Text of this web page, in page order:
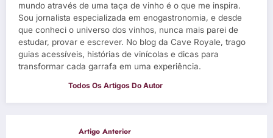
mundo através de uma taça de vinho é o que me inspira.
Sou jornalista especializada em enogastronomia, e desde
que conheci o universo dos vinhos, nunca mais parei de
estudar, provar e escrever. No blog da Cave Royale, trago
guias acessíveis, histórias de vinícolas e dicas para
transformar cada garrafa em uma experiência.